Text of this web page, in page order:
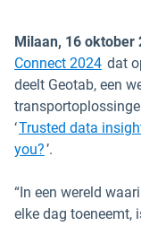
Milaan, 16 oktober
Connect 2024 dat
deelt Geotab, een
‘Trusted data
you?’.
“In een wereld
elke dag toeneemt,